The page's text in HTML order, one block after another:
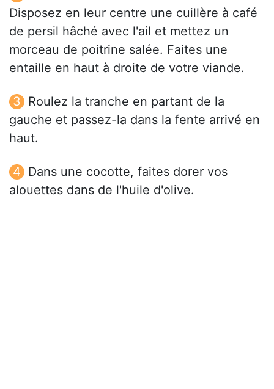
Disposez en leur centre une cuillère à café
de persil hâché avec l'ail et mettez un
morceau de poitrine salée. Faites une
entaille en haut à droite de votre viande.
Roulez la tranche en partant de la
gauche et passez-la dans la fente arrivé en
haut.
Dans une cocotte, faites dorer vos
alouettes dans de l'huile d'olive.